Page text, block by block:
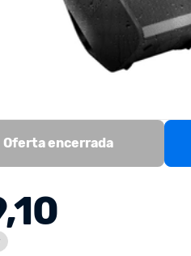
Oferta encerrada